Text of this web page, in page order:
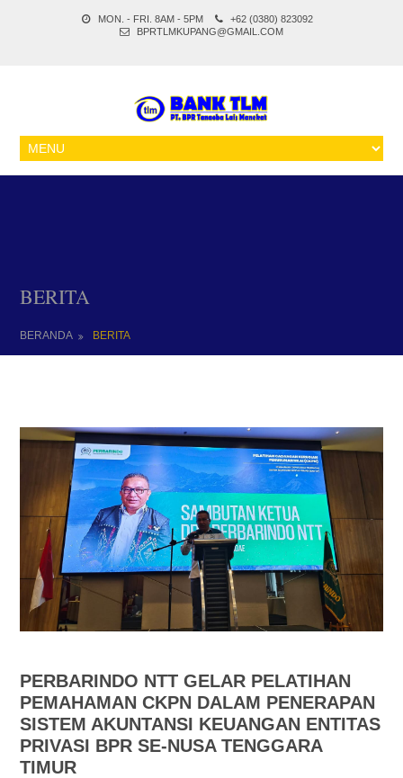
MON. - FRI. 8AM - 5PM
+62 (0380) 823092
BPRTLMKUPANG@GMAIL.COM
BERITA
BERANDA BERITA
PERBARINDO NTT GELAR PELATIHAN
PEMAHAMAN CKPN DALAM PENERAPAN
SISTEM AKUNTANSI KEUANGAN ENTITAS
PRIVASI BPR SE-NUSA TENGGARA
TIMUR